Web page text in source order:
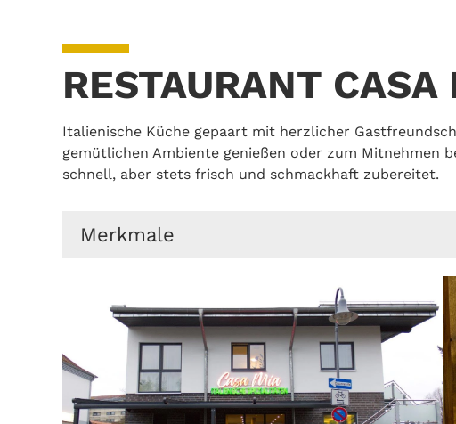
RESTAURANT CASA
Italienische Küche gepaart mit herzlicher
gemütlichen Ambiente genießen oder zum Mitnehmen
schnell, aber stets frisch und schmackhaft zubereitet.
Merkmale
barrierefrei /-arm
Barzahlung & EC-Card I Maestro
familienfreundlich
italienische Küche
kleine Terrasse
Parkplatz